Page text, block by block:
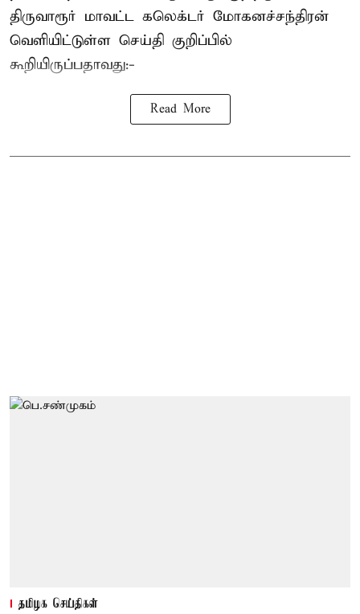
திருவாரூர் மாவட்ட கலெக்டர் மோகனச்சந்திரன்
வெளியிட்டுள்ள செய்தி குறிப்பில்
கூறியிருப்பதாவது:-
Read More
தமிழக செய்திகள்